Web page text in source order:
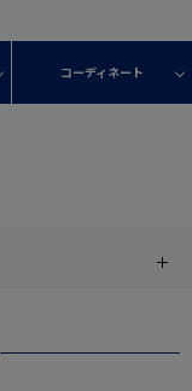
コーディネート